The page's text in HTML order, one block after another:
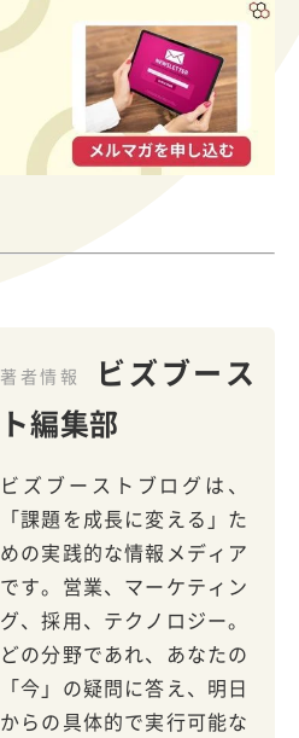
著者情報
ビズブース
ト編集部
ビズブーストブログは、
「課題を成長に変える」た
めの実践的な情報メディア
です。営業、マーケティン
グ、採用、テクノロジー。
どの分野であれ、あなたの
「今」の疑問に答え、明日
からの具体的で実行可能な